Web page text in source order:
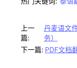
上一
篇:
丹麦语文
务）
下一篇: PDF文档